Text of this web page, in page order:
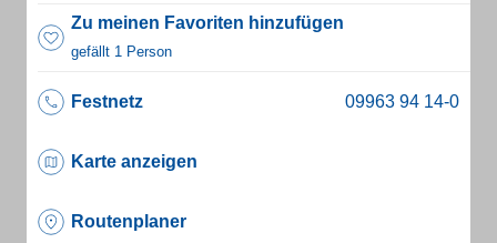
Zu meinen Favoriten hinzufügen
gefällt 1 Person
Festnetz
Karte anzeigen
Routenplaner